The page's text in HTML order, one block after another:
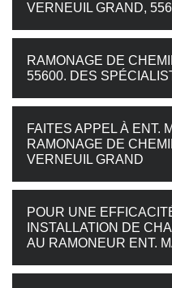
VERNEUIL GRAND,
RAMONAGE DE
55600. DES
FAITES APPEL À ENT.
RAMONAGE DE
VERNEUIL GRAND
POUR UNE
INSTALLATION DE
AU RAMONEUR ENT.